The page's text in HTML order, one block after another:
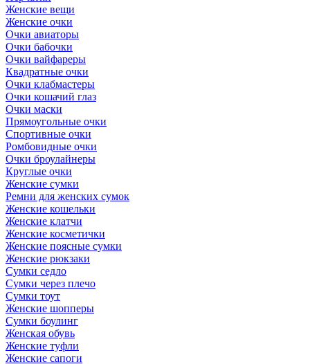
Женские вещи
Женские очки
Очки авиаторы
Очки бабочки
Очки вайфареры
Квадратные очки
Очки клабмастеры
Очки кошачий глаз
Очки маски
Прямоугольные очки
Спортивные очки
Ромбовидные очки
Очки броулайнеры
Круглые очки
Женские сумки
Ремни для женских сумок
Женские кошельки
Женские клатчи
Женские косметички
Женские поясные сумки
Женские рюкзаки
Сумки седло
Сумки через плечо
Сумки тоут
Женские шопперы
Сумки боулинг
Женская обувь
Женские туфли
Женские сапоги